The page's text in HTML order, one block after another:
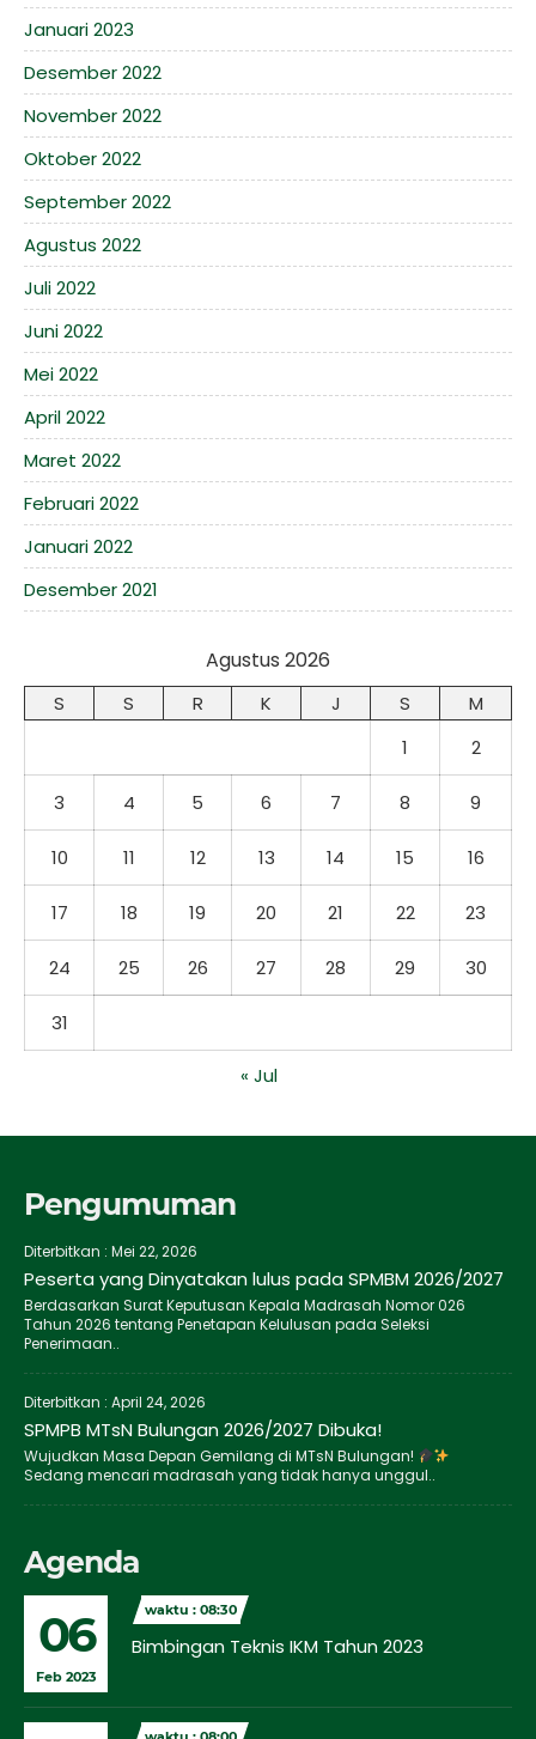
Januari 2023
Desember 2022
November 2022
Oktober 2022
September 2022
Agustus 2022
Juli 2022
Juni 2022
Mei 2022
April 2022
Maret 2022
Februari 2022
Januari 2022
Desember 2021
Agustus 2026
S S R K J S
M
1
2
3 4 5 6 7 8 9
10 11 12 13 14 15 16
17 18 19 20 21 22 23
24 25 26 27 28 29 30
31
« Jul
Pengumuman
Diterbitkan : Mei 22, 2026
Peserta yang Dinyatakan lulus pada SPMBM 2026/2027
Berdasarkan Surat Keputusan Kepala Madrasah Nomor 026
Tahun 2026 tentang Penetapan Kelulusan pada Seleksi
Penerimaan..
Diterbitkan : April 24, 2026
SPMPB MTsN Bulungan 2026/2027 Dibuka!
Wujudkan Masa Depan Gemilang di MTsN Bulungan!
Sedang mencari madrasah yang tidak hanya unggul..
Agenda
06
Feb 2023
waktu : 08:30
Bimbingan Teknis IKM Tahun 2023